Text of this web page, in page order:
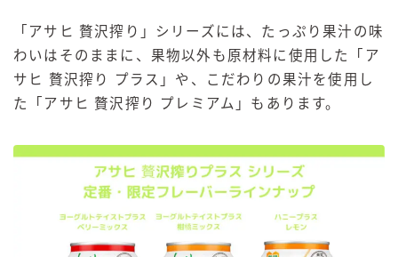
「アサヒ 贅沢搾り」シリーズには、たっぷり果汁の味
わいはそのままに、果物以外も原材料に使用した「ア
サヒ 贅沢搾り プラス」や、こだわりの果汁を使用し
た「アサヒ 贅沢搾り プレミアム」もあります。